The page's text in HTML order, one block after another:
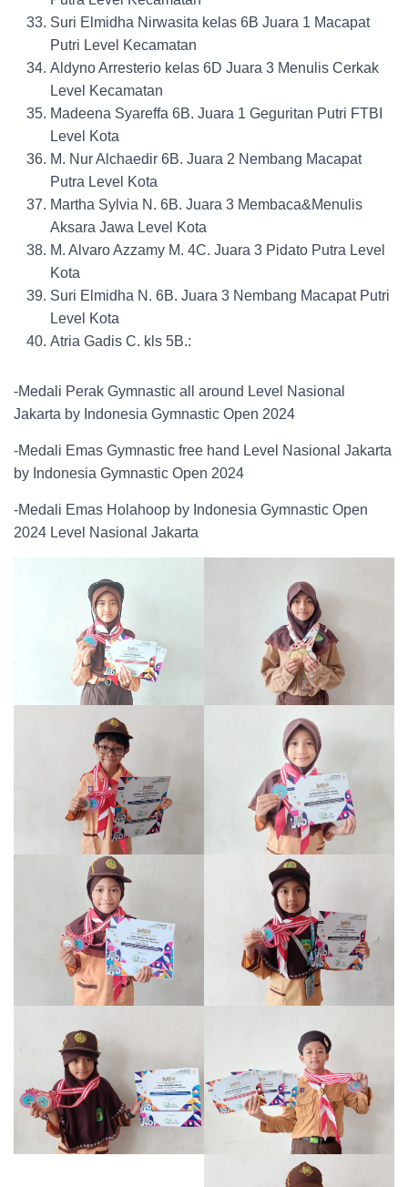
Suri Elmidha Nirwasita kelas 6B Juara 1 Macapat
Putri Level Kecamatan
Aldyno Arresterio kelas 6D Juara 3 Menulis Cerkak
Level Kecamatan
Madeena Syareffa 6B. Juara 1 Geguritan Putri FTBI
Level Kota
M. Nur Alchaedir 6B. Juara 2 Nembang Macapat
Putra Level Kota
Martha Sylvia N. 6B. Juara 3 Membaca&Menulis
Aksara Jawa Level Kota
M. Alvaro Azzamy M. 4C. Juara 3 Pidato Putra Level
Kota
Suri Elmidha N. 6B. Juara 3 Nembang Macapat Putri
Level Kota
Atria Gadis C. kls 5B.:
-Medali Perak Gymnastic all around Level Nasional
Jakarta by Indonesia Gymnastic Open 2024
-Medali Emas Gymnastic free hand Level Nasional Jakarta
by Indonesia Gymnastic Open 2024
-Medali Emas Holahoop by Indonesia Gymnastic Open
2024 Level Nasional Jakarta